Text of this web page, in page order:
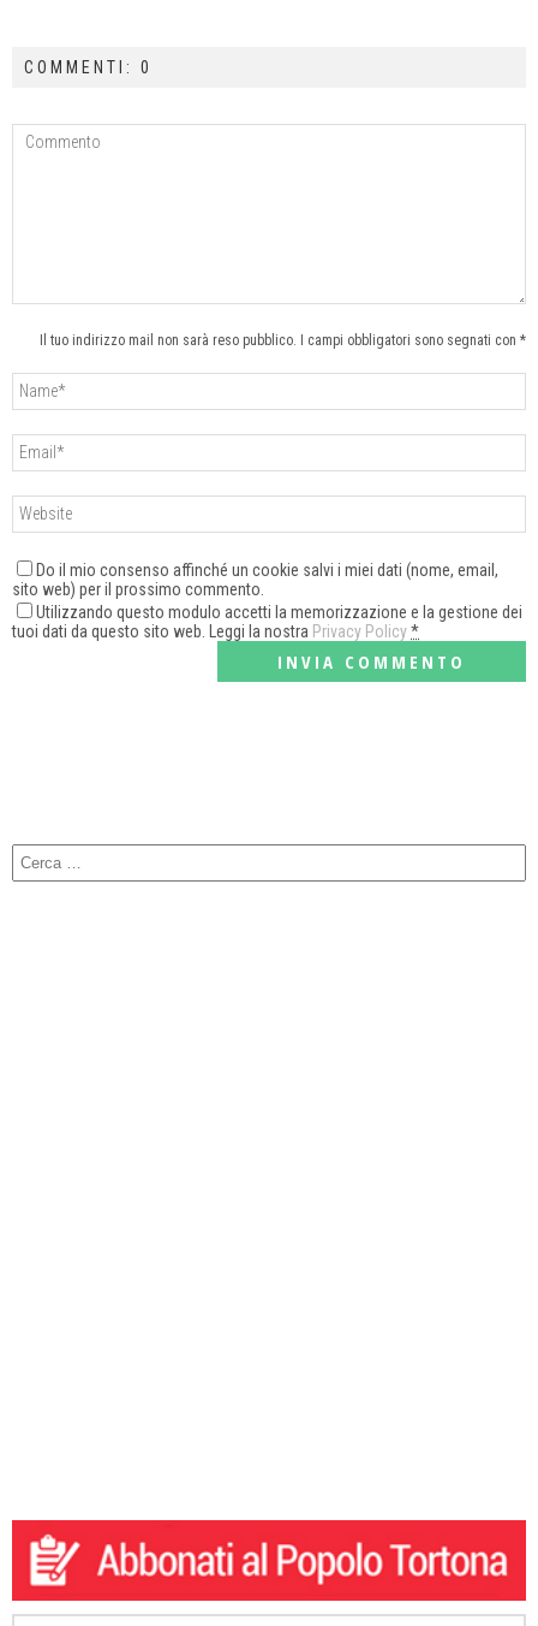
COMMENTI: 0
Il tuo indirizzo mail non sarà reso pubblico. I campi obbligatori sono segnati con *
Do il mio consenso affinché un cookie salvi i miei dati (nome, email,
sito web) per il prossimo commento.
Utilizzando questo modulo accetti la memorizzazione e la gestione dei
tuoi dati da questo sito web. Leggi la nostra Privacy Policy*